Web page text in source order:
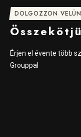
DOLGOZZON
Érjen el évente több
Grouppal